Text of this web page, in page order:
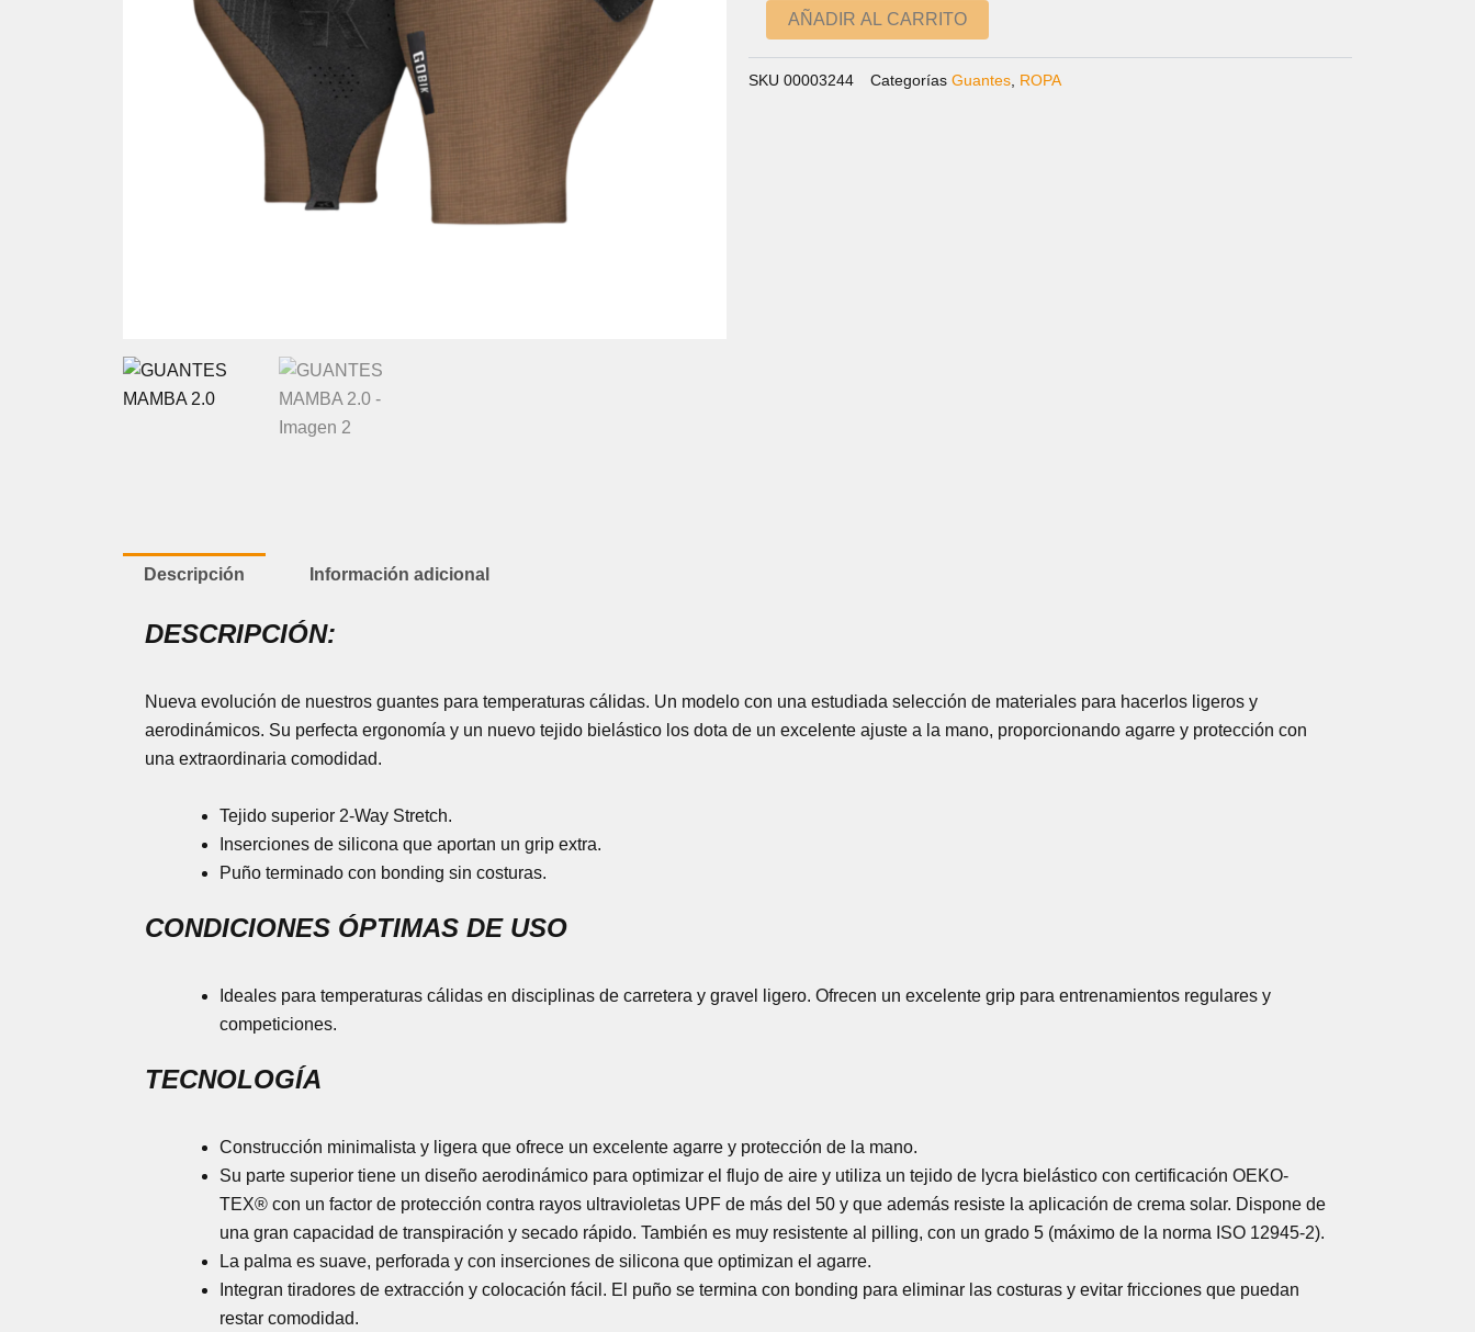
AÑADIR AL CARRITO
SKU 00003244 Categorías Guantes, ROPA
Descripción Información adicional
DESCRIPCIÓN:
Nueva evolución de nuestros guantes para temperaturas cálidas. Un modelo con una estudiada selección de materiales para hacerlos ligeros y
aerodinámicos. Su perfecta ergonomía y un nuevo tejido bielástico los dota de un excelente ajuste a la mano, proporcionando agarre y protección con
una extraordinaria comodidad.
Tejido superior 2-Way Stretch.
Inserciones de silicona que aportan un grip extra.
Puño terminado con bonding sin costuras.
CONDICIONES ÓPTIMAS DE USO
Ideales para temperaturas cálidas en disciplinas de carretera y gravel ligero. Ofrecen un excelente grip para entrenamientos regulares y
competiciones.
TECNOLOGÍA
Construcción minimalista y ligera que ofrece un excelente agarre y protección de la mano.
Su parte superior tiene un diseño aerodinámico para optimizar el flujo de aire y utiliza un tejido de lycra bielástico con certificación OEKO-
TEX® con un factor de protección contra rayos ultravioletas UPF de más del 50 y que además resiste la aplicación de crema solar. Dispone de
una gran capacidad de transpiración y secado rápido. También es muy resistente al pilling, con un grado 5 (máximo de la norma ISO 12945-2).
La palma es suave, perforada y con inserciones de silicona que optimizan el agarre.
Integran tiradores de extracción y colocación fácil. El puño se termina con bonding para eliminar las costuras y evitar fricciones que puedan
restar comodidad.